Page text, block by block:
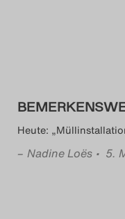
Heute:
– Nadine Loës • 5.